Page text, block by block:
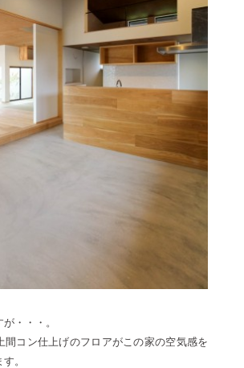
・・・。
間コン仕上げのフロアがこの家の空気感を
。